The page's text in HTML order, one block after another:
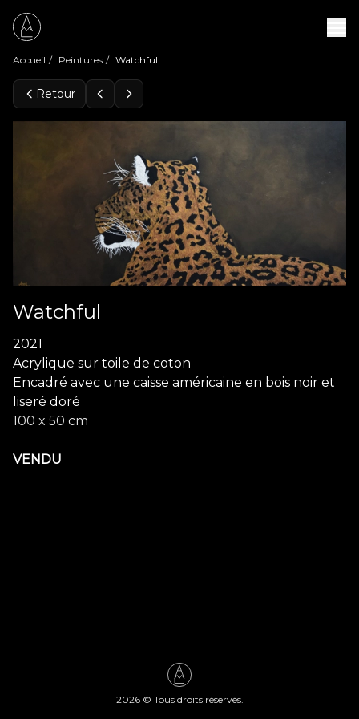
Expositions
À propos
Contact
Accueil / Peintures / Watchful
Retour
Watchful
2021
Acrylique sur toile de coton
Encadré avec une caisse américaine en bois noir et
liseré doré
100 x 50 cm
VENDU
2026© Tous droits réservés.